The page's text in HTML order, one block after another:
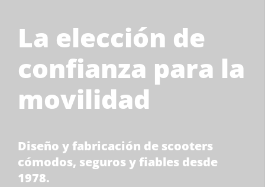
La elección de
confianza para la
movilidad
Diseño y fabricación de scooters
cómodos, seguros y fiables desde
1978.